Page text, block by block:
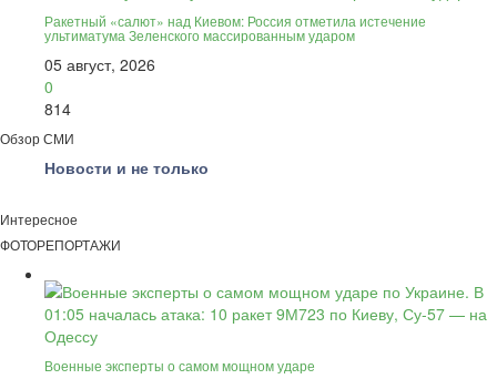
Ракетный «салют» над Киевом: Россия отметила истечение
ультиматума Зеленского массированным ударом
05 август, 2026
0
814
Обзор СМИ
Новости и не только
Интересное
ФОТОРЕПОРТАЖИ
Военные эксперты о самом мощном ударе